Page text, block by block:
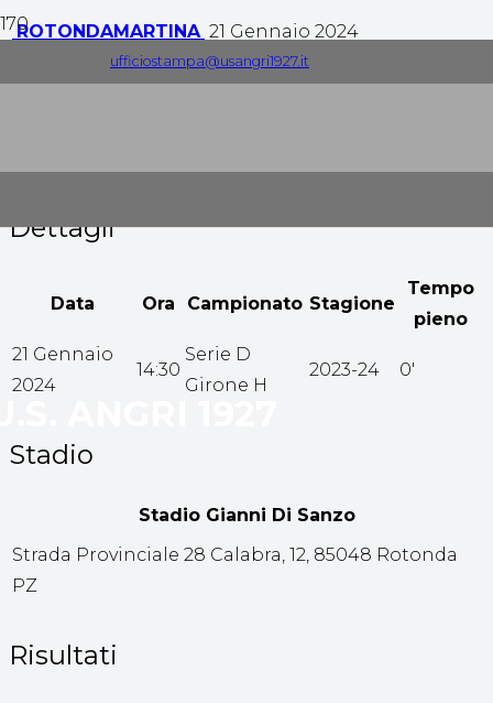
ufficiostampa@usangri1927.it
ROTONDAMARTINA 21 Gennaio 2024
Dettagli
Data Ora Campionato Stagione
Tempo
pieno
21 Gennaio
2024
14:30
Serie D
Girone H
2023-24 0'
Stadio
Stadio Gianni Di Sanzo
Strada Provinciale 28 Calabra, 12, 85048 Rotonda
PZ
Risultati